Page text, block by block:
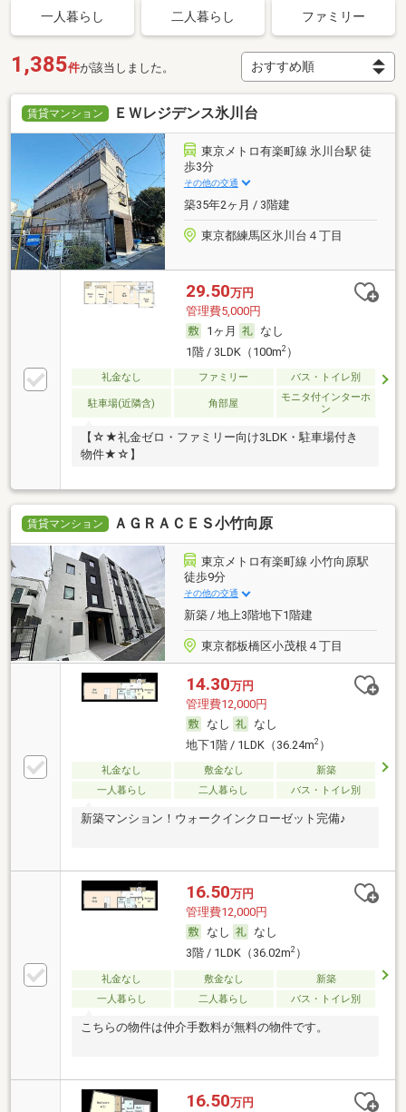
一人暮らし 二人暮らし ファミリー
1,385件が該当しました。
賃貸マンション ＥＷレジデンス氷川台
東京メトロ有楽町線 氷川台駅 徒
歩3分
その他の交通
築35年2ヶ月 / 3階建
東京都練馬区氷川台４丁目
29.50万円
管理費5,000円
1ヶ月
なし
1階 / 3LDK（100m2）
礼金なし ファミリー バス・トイレ別
駐車場(近隣含) 角部屋
モニタ付インターホ
ン
【☆★礼金ゼロ・ファミリー向け3LDK・駐車場付き
物件★☆】
賃貸マンション ＡＧＲＡＣＥＳ小竹向原
東京メトロ有楽町線 小竹向原駅
徒歩9分
その他の交通
新築 / 地上3階地下1階建
東京都板橋区小茂根４丁目
14.30万円
管理費12,000円
なし
なし
地下1階 / 1LDK（36.24m2）
礼金なし 敷金なし
新築
一人暮らし
二人暮らし バス・トイレ別
新築マンション！ウォークインクローゼット完備♪
16.50万円
管理費12,000円
なし
なし
3階 / 1LDK（36.02m2）
礼金なし 敷金なし
新築
一人暮らし
二人暮らし バス・トイレ別
こちらの物件は仲介手数料が無料の物件です。
16.50万円